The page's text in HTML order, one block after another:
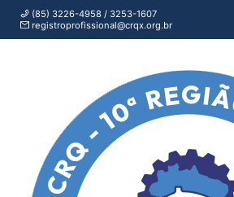
(85) 3226-4958 / 3253-1607
registroprofissional@crqx.org.br